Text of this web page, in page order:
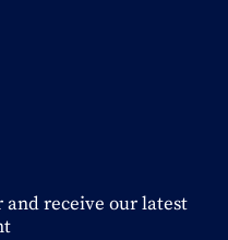
receive our latest